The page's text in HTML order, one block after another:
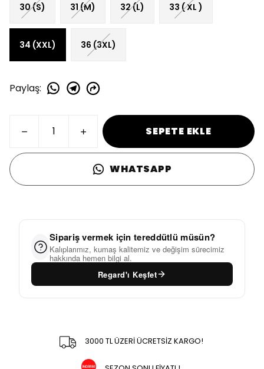
30 (S) 31 (M) 32 (L) 33 ( XL )
34 (XXL) 36 (3XL)
Paylaş:
SEPETE EKLE
WHATSAPP
Sipariş vermek için tereddütlü müsün?
Kalıplarımız, kumaş kalitemiz ve değişim sürecimiz
hakkında hemen bilgi al.
Regard'ı Keşfet
3000 TL ÜZERİ ÜCRETSİZ KARGO!